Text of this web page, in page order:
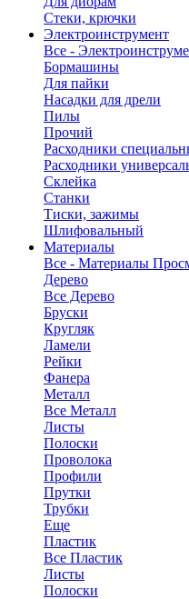
Стеки, крючки
Электроинструмент
Все -
Бормашины
Для пайки
Насадки для дрели
Пилы
Прочий
Расходники
Расходники
Склейка
Станки
Тиски, зажимы
Шлифовальный
Материалы
Все - Материалы
Дерево
Все Дерево
Бруски
Кругляк
Ламели
Рейки
Фанера
Металл
Все Металл
Листы
Полоски
Проволока
Профили
Прутки
Трубки
Еще
Пластик
Все Пластик
Листы
Полоски